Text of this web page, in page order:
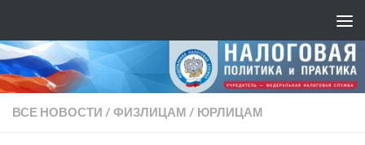
ВСЕ НОВОСТИ/ФИЗЛИЦАМ/ ЮРЛИЦАМ